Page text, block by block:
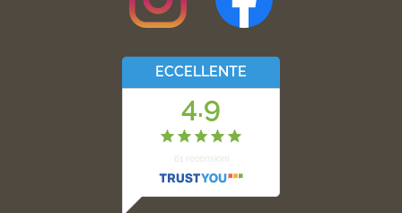
ECCELLENTE
4.9
61 recensioni